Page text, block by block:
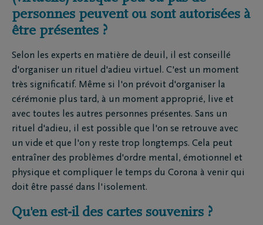
personnes peuvent ou sont autorisées à
être présentes ?
Selon les experts en matière de deuil, il est conseillé
d'organiser un rituel d'adieu virtuel. C'est un moment
très significatif. Même si l'on prévoit d'organiser la
cérémonie plus tard, à un moment approprié, live et
avec toutes les autres personnes présentes. Sans un
rituel d'adieu, il est possible que l'on se retrouve avec
un vide et que l'on y reste trop longtemps. Cela peut
entraîner des problèmes d'ordre mental, émotionnel et
physique et compliquer le temps du Corona à venir qui
doit être passé dans l'isolement.
Qu'en est-il des cartes souvenirs ?